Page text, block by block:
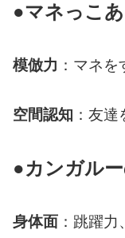
●マネっこ
模倣力 ：マネを
空間認知 ：友
●カンガル
身体面 ：跳躍